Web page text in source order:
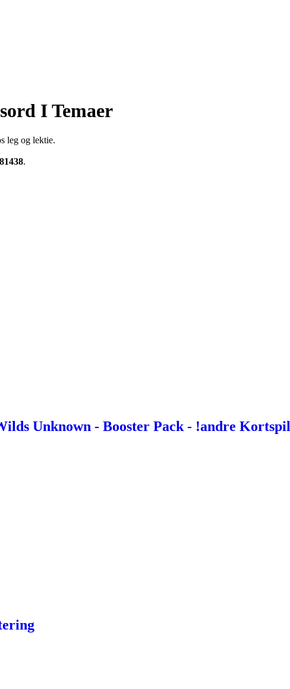
I Temaer
leg og lektie.
.
Unknown - Booster Pack - !andre Kortspil